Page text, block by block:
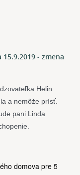
- zmena
Helin
a nemôže prísť.
pani Linda
domova pre 5